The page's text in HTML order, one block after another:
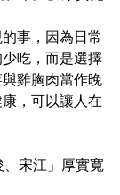
事，因為日常
吃，而是選擇
雞胸肉當作晚
，可以讓人在